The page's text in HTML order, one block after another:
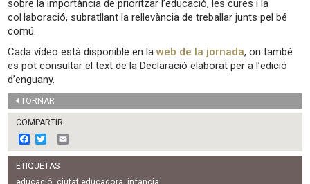
sobre la importància de prioritzar l’educació, les cures i la
col·laboració, subratllant la rellevància de treballar junts pel bé
comú.
Cada vídeo està disponible en la web de la jornada, on també
es pot consultar el text de la Declaració elaborat per a l’edició
d’enguany.
TORNAR
COMPARTIR
F
a
c
e
w
i
t
m
ETIQUETAS